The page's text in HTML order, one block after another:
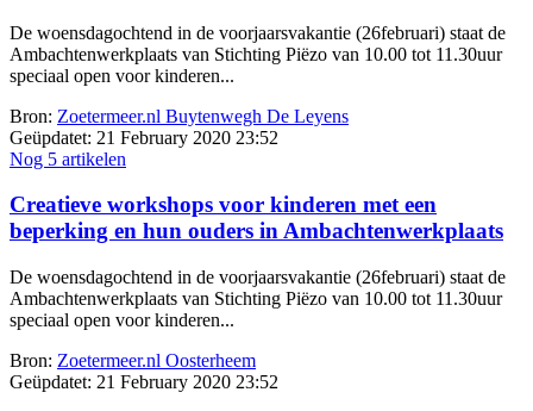
De woensdagochtend in de voorjaarsvakantie (26februari) staat de
Ambachtenwerkplaats van Stichting Piëzo van 10.00 tot 11.30uur
speciaal open voor kinderen...
Bron: Zoetermeer.nl Buytenwegh De Leyens
Geüpdatet: 21 February 2020 23:52
Nog 5 artikelen
Creatieve workshops voor kinderen met een
beperking en hun ouders in Ambachtenwerkplaats
De woensdagochtend in de voorjaarsvakantie (26februari) staat de
Ambachtenwerkplaats van Stichting Piëzo van 10.00 tot 11.30uur
speciaal open voor kinderen...
Bron: Zoetermeer.nl Oosterheem
Geüpdatet: 21 February 2020 23:52